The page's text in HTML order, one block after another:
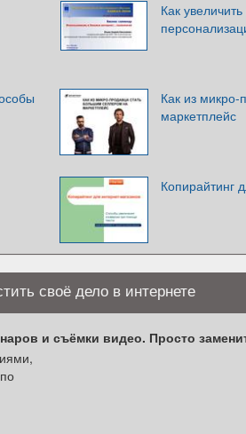
Как
Как из
маркетплейс
Копирайтинг
своё дело в интернете
и съёмки видео. Просто